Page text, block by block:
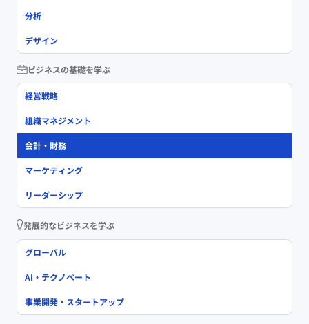
分析
デザイン
ビジネスの基礎を学ぶ
経営戦略
組織マネジメント
会計・財務
マーケティング
リーダーシップ
発展的なビジネスを学ぶ
グローバル
AI・テクノベート
事業開発・スタートアップ